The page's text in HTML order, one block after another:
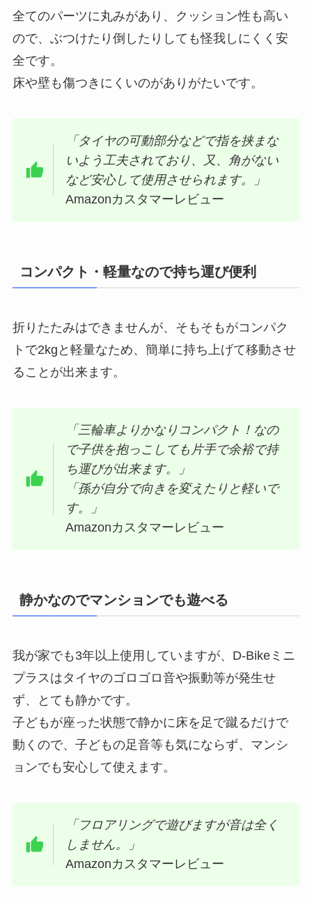
全てのパーツに丸みがあり、クッション性も高い
ので、ぶつけたり倒したりしても怪我しにくく安
全です。
床や壁も傷つきにくいのがありがたいです。
「タイヤの可動部分などで指を挟まな
いよう工夫されており、又、角がない
など安心して使用させられます。」
Amazonカスタマーレビュー
コンパクト・軽量なので持ち運び便利
折りたたみはできませんが、そもそもがコンパク
トで2kgと軽量なため、簡単に持ち上げて移動させ
ることが出来ます。
「三輪車よりかなりコンパクト！なの
で子供を抱っこしても片手で余裕で持
ち運びが出来ます。」
「孫が自分で向きを変えたりと軽いで
す。」
Amazonカスタマーレビュー
静かなのでマンションでも遊べる
我が家でも3年以上使用していますが、D-Bikeミニ
プラスはタイヤのゴロゴロ音や振動等が発生せ
ず、とても静かです。
子どもが座った状態で静かに床を足で蹴るだけで
動くので、子どもの足音等も気にならず、マンシ
ョンでも安心して使えます。
「フロアリングで遊びますが音は全く
しません。」
Amazonカスタマーレビュー